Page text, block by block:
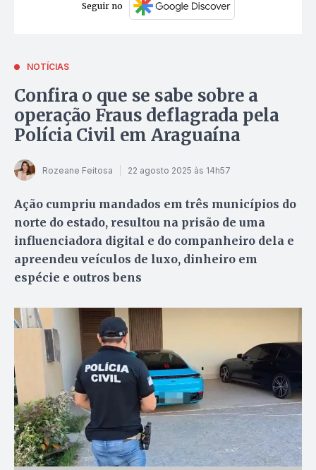
Seguir no
NOTÍCIAS
Confira o que se sabe sobre a
operação Fraus deflagrada pela
Polícia Civil em Araguaína
Rozeane Feitosa 22 agosto 2025 às 14h57
Ação cumpriu mandados em três municípios do
norte do estado, resultou na prisão de uma
influenciadora digital e do companheiro dela e
apreendeu veículos de luxo, dinheiro em
espécie e outros bens